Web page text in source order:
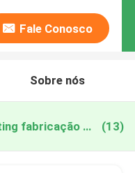
Fale Conosco
Sobre nós
hardcover cookbook printing fabricação online (13)